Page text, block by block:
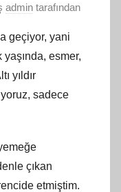
admin tarafından
geçiyor, yani
esmer,
yıldır
sadece
çıkan
etmiştim.